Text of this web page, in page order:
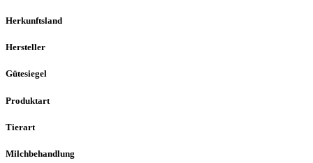
Herkunftsland
Hersteller
Gütesiegel
Produktart
Tierart
Milchbehandlung